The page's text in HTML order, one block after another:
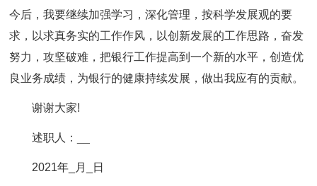
今后，我要继续加强学习，深化管理，按科学发展观的要
求，以求真务实的工作作风，以创新发展的工作思路，奋发
努力，攻坚破难，把银行工作提高到一个新的水平，创造优
良业务成绩，为银行的健康持续发展，做出我应有的贡献。
谢谢大家!
述职人：__
2021年_月_日